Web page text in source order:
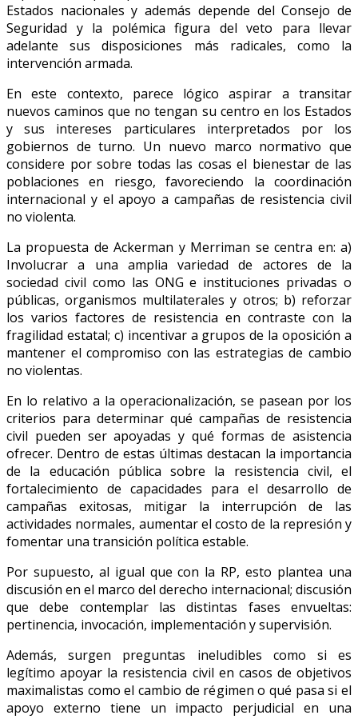
Estados nacionales y además depende del Consejo de
Seguridad y la polémica figura del veto para llevar
adelante sus disposiciones más radicales, como la
intervención armada.
En este contexto, parece lógico aspirar a transitar
nuevos caminos que no tengan su centro en los Estados
y sus intereses particulares interpretados por los
gobiernos de turno. Un nuevo marco normativo que
considere por sobre todas las cosas el bienestar de las
poblaciones en riesgo, favoreciendo la coordinación
internacional y el apoyo a campañas de resistencia civil
no violenta.
La propuesta de Ackerman y Merriman se centra en: a)
Involucrar a una amplia variedad de actores de la
sociedad civil como las ONG e instituciones privadas o
públicas, organismos multilaterales y otros; b) reforzar
los varios factores de resistencia en contraste con la
fragilidad estatal; c) incentivar a grupos de la oposición a
mantener el compromiso con las estrategias de cambio
no violentas.
En lo relativo a la operacionalización, se pasean por los
criterios para determinar qué campañas de resistencia
civil pueden ser apoyadas y qué formas de asistencia
ofrecer. Dentro de estas últimas destacan la importancia
de la educación pública sobre la resistencia civil, el
fortalecimiento de capacidades para el desarrollo de
campañas exitosas, mitigar la interrupción de las
actividades normales, aumentar el costo de la represión y
fomentar una transición política estable.
Por supuesto, al igual que con la RP, esto plantea una
discusión en el marco del derecho internacional; discusión
que debe contemplar las distintas fases envueltas:
pertinencia, invocación, implementación y supervisión.
Además, surgen preguntas ineludibles como si es
legítimo apoyar la resistencia civil en casos de objetivos
maximalistas como el cambio de régimen o qué pasa si el
apoyo externo tiene un impacto perjudicial en una